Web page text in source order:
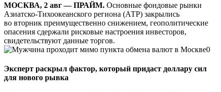
МОСКВА, 2 авг — ПРАЙМ. Основные фондовые рынки
Азиатско-Тихоокеанского региона (АТР) закрылись
во вторник преимущественно снижением, геополитические
опасения сдержали рисковые настроения инвесторов,
свидетельствуют данные торгов.
Эксперт раскрыл фактор, который придаст доллару сил
для нового рывка